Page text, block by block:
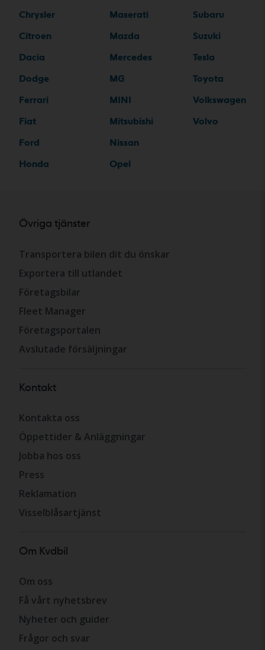
Chrysler
Citroen
Dacia
Dodge
Ferrari
Fiat
Ford
Honda
Maserati
Mazda
Mercedes
MG
MINI
Mitsubishi
Nissan
Opel
Subaru
Suzuki
Tesla
Toyota
Volkswagen
Volvo
Övriga tjänster
Transportera bilen dit du önskar
Exportera till utlandet
Företagsbilar
Fleet Manager
Företagsportalen
Avslutade försäljningar
Kontakt
Kontakta oss
Öppettider & Anläggningar
Jobba hos oss
Press
Reklamation
Visselblåsartjänst
Om Kvdbil
Om oss
Få vårt nyhetsbrev
Nyheter och guider
Frågor och svar